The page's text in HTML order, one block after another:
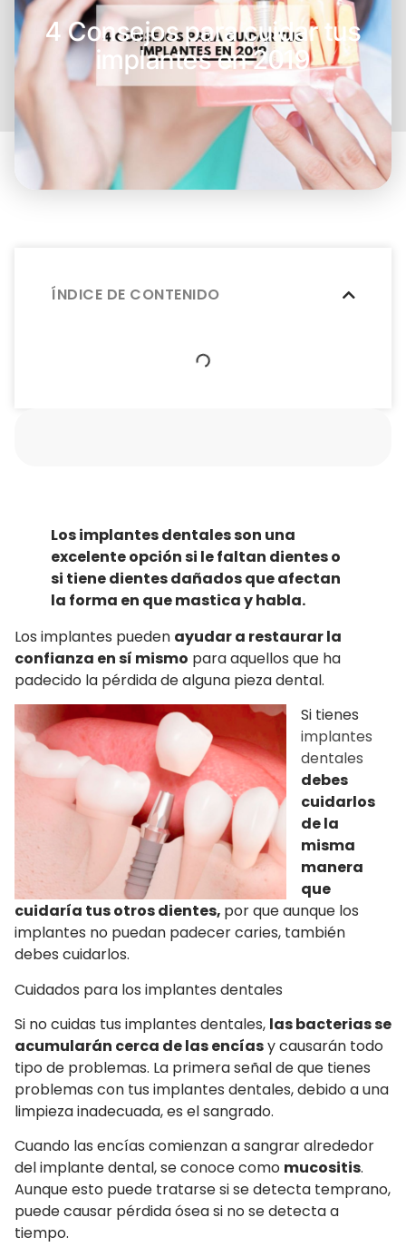
4 Consejos para cuidar tus
implantes en 2019
ÍNDICE DE CONTENIDO
Los implantes dentales son una
excelente opción si le faltan dientes o
si tiene dientes dañados que afectan
la forma en que mastica y habla.
Los implantes pueden ayudar a restaurar la
confianza en sí mismo para aquellos que ha
padecido la pérdida de alguna pieza dental.
Si tienes
implantes
dentales
debes
cuidarlos
de la
misma
manera
que
cuidaría tus otros dientes, por que aunque los
implantes no puedan padecer caries, también
debes cuidarlos.
Cuidados para los implantes dentales
Si no cuidas tus implantes dentales, las bacterias se
acumularán cerca de las encíasy causarán todo
tipo de problemas. La primera señal de que tienes
problemas con tus implantes dentales, debido a una
limpieza inadecuada, es el sangrado.
Cuando las encías comienzan a sangrar alrededor
del implante dental, se conoce como mucositis.
Aunque esto puede tratarse si se detecta temprano,
puede causar pérdida ósea si no se detecta a
tiempo.